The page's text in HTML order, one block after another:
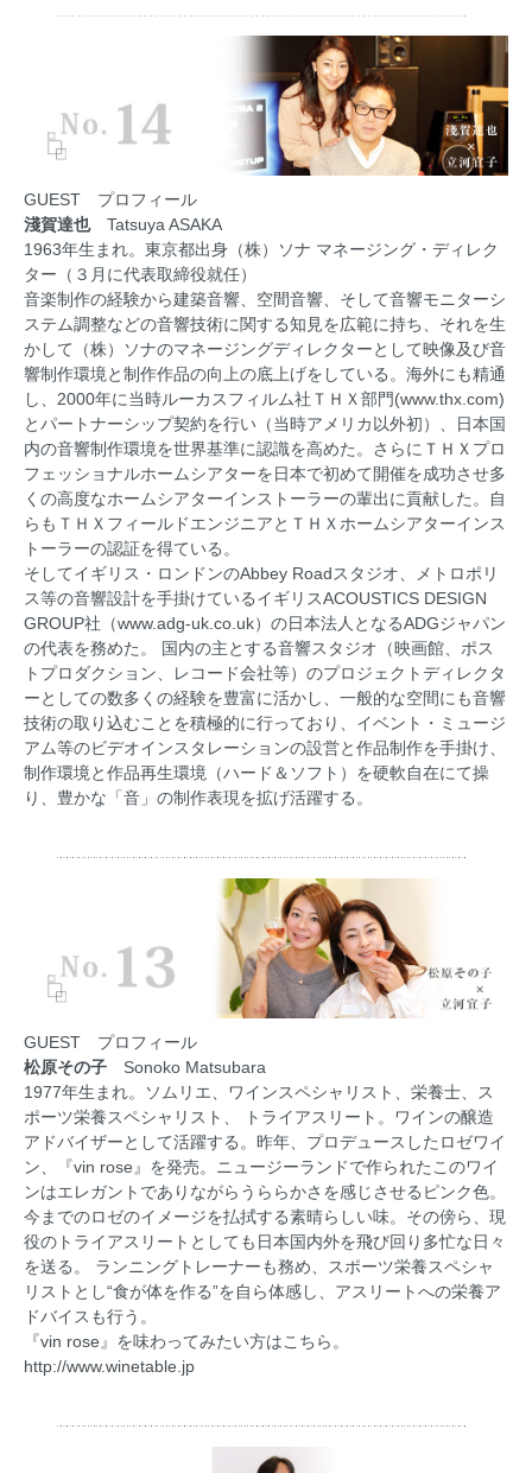
GUEST プロフィール
淺賀達也Tatsuya ASAKA
1963年生まれ。東京都出身（株）ソナ マネージング・ディレク
ター（３月に代表取締役就任）
音楽制作の経験から建築音響、空間音響、そして音響モニターシ
ステム調整などの音響技術に関する知見を広範に持ち、それを生
かして（株）ソナのマネージングディレクターとして映像及び音
響制作環境と制作作品の向上の底上げをしている。海外にも精通
し、2000年に当時ルーカスフィルム社ＴＨＸ部門(www.thx.com)
とパートナーシップ契約を行い（当時アメリカ以外初）、日本国
内の音響制作環境を世界基準に認識を高めた。さらにＴＨＸプロ
フェッショナルホームシアターを日本で初めて開催を成功させ多
くの高度なホームシアターインストーラーの輩出に貢献した。自
らもＴＨＸフィールドエンジニアとＴＨＸホームシアターインス
トーラーの認証を得ている。
そしてイギリス・ロンドンのAbbey Roadスタジオ、メトロポリ
ス等の音響設計を手掛けているイギリスACOUSTICS DESIGN
GROUP社（www.adg-uk.co.uk）の日本法人となるADGジャパン
の代表を務めた。 国内の主とする音響スタジオ（映画館、ポス
トプロダクション、レコード会社等）のプロジェクトディレクタ
ーとしての数多くの経験を豊富に活かし、一般的な空間にも音響
技術の取り込むことを積極的に行っており、イベント・ミュージ
アム等のビデオインスタレーションの設営と作品制作を手掛け、
制作環境と作品再生環境（ハード＆ソフト）を硬軟自在にて操
り、豊かな「音」の制作表現を拡げ活躍する。
GUEST プロフィール
松原その子 Sonoko Matsubara
1977年生まれ。ソムリエ、ワインスペシャリスト、栄養士、ス
ポーツ栄養スペシャリスト、 トライアスリート。ワインの醸造
アドバイザーとして活躍する。昨年、プロデュースしたロゼワイ
ン、『vin rose』を発売。ニュージーランドで作られたこのワイ
ンはエレガントでありながらうららかさを感じさせるピンク色。
今までのロゼのイメージを払拭する素晴らしい味。その傍ら、現
役のトライアスリートとしても日本国内外を飛び回り多忙な日々
を送る。 ランニングトレーナーも務め、スポーツ栄養スペシャ
リストとし“食が体を作る”を自ら体感し、アスリートへの栄養ア
ドバイスも行う。
『vin rose』を味わってみたい方はこちら。
http://www.winetable.jp